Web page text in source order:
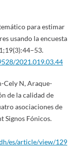
para estimar
usando la encuesta
2021.019.03.44
Cely N, Araque-
de la calidad de
asociaciones de
Signos Fónicos.
es/article/view/129